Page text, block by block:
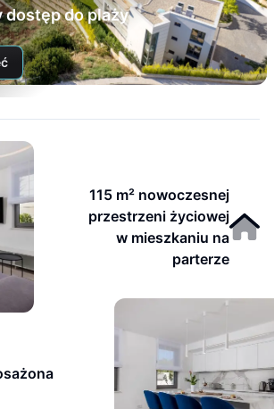
dostęp do plaży
115 m² nowoczesnej
przestrzeni życiowej
w mieszkaniu na
parterze